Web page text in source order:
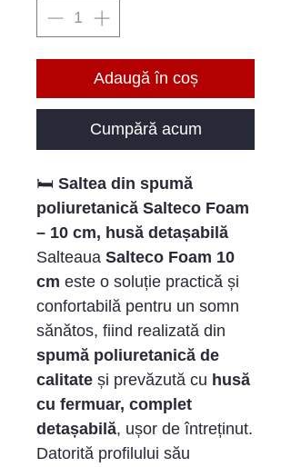
Adaugă în coș
Cumpără acum
🛏️ Saltea din spumă
poliuretanică Salteco Foam
– 10 cm, husă detașabilă
Salteaua Salteco Foam 10
cm este o soluție practică și
confortabilă pentru un somn
sănătos, fiind realizată din
spumă poliuretanică de
calitate și prevăzută cu husă
cu fermuar, complet
detașabilă, ușor de întreținut.
Datorită profilului său